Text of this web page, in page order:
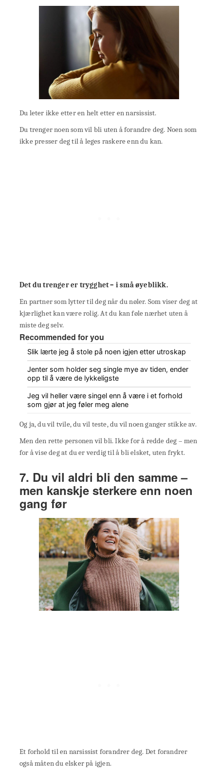
Du leter ikke etter en helt etter en narsissist.
Du trenger noen som vil bli uten å forandre deg. Noen som
ikke presser deg til å leges raskere enn du kan.
Det du trenger er trygghet – i små øyeblikk.
En partner som lytter til deg når du nøler. Som viser deg at
kjærlighet kan være rolig. At du kan føle nærhet uten å
miste deg selv.
Recommended for you
Slik lærte jeg å stole på noen igjen etter utroskap
Jenter som holder seg single mye av tiden, ender
opp til å være de lykkeligste
Jeg vil heller være singel enn å være i et forhold
som gjør at jeg føler meg alene
Og ja, du vil tvile, du vil teste, du vil noen ganger stikke av.
Men den rette personen vil bli. Ikke for å redde deg – men
for å vise deg at du er verdig til å bli elsket, uten frykt.
7. Du vil aldri bli den samme –
men kanskje sterkere enn noen
gang før
Et forhold til en narsissist forandrer deg. Det forandrer
også måten du elsker på igjen.